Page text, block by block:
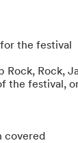
the festival
Rock, Rock,
the festival,
covered